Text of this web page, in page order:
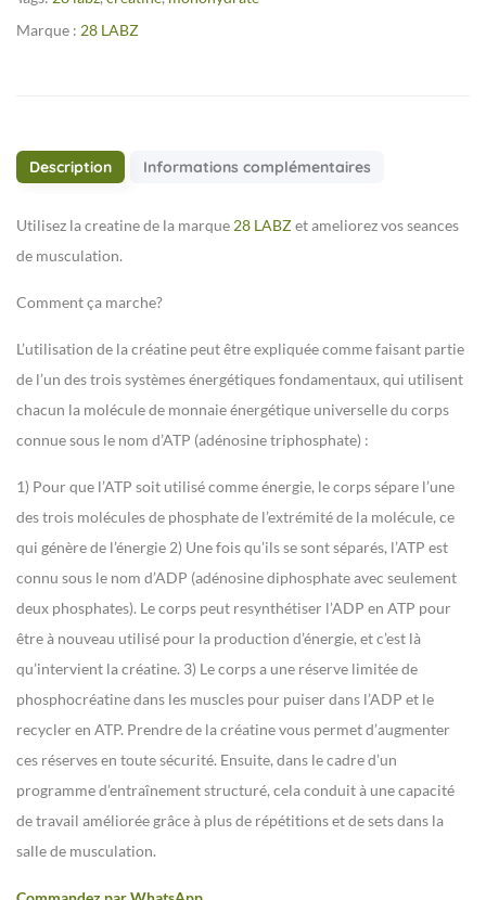
Marque : 28 LABZ
Description Informations complémentaires
Utilisez la creatine de la marque 28 LABZet ameliorez vos seances
de musculation.
Comment ça marche?
L’utilisation de la créatine peut être expliquée comme faisant partie
de l’un des trois systèmes énergétiques fondamentaux, qui utilisent
chacun la molécule de monnaie énergétique universelle du corps
connue sous le nom d’ATP (adénosine triphosphate) :
1) Pour que l’ATP soit utilisé comme énergie, le corps sépare l’une
des trois molécules de phosphate de l’extrémité de la molécule, ce
qui génère de l’énergie 2) Une fois qu’ils se sont séparés, l’ATP est
connu sous le nom d’ADP (adénosine diphosphate avec seulement
deux phosphates). Le corps peut resynthétiser l’ADP en ATP pour
être à nouveau utilisé pour la production d’énergie, et c’est là
qu’intervient la créatine. 3) Le corps a une réserve limitée de
phosphocréatine dans les muscles pour puiser dans l’ADP et le
recycler en ATP. Prendre de la créatine vous permet d’augmenter
ces réserves en toute sécurité. Ensuite, dans le cadre d’un
programme d’entraînement structuré, cela conduit à une capacité
de travail améliorée grâce à plus de répétitions et de sets dans la
salle de musculation.